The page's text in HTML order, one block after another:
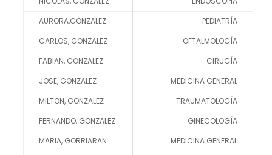
AURORA,GONZALEZ
PEDIATRÍA
CARLOS, GONZALEZ
OFTALMOLOGÍA
FABIAN, GONZALEZ
CIRUGÍA
JOSE, GONZALEZ
MEDICINA GENERAL
MILTON, GONZALEZ
TRAUMATOLOGÍA
FERNANDO, GONZALEZ
GINECOLOGÍA
MARIA, GORRIARAN
MEDICINA GENERAL